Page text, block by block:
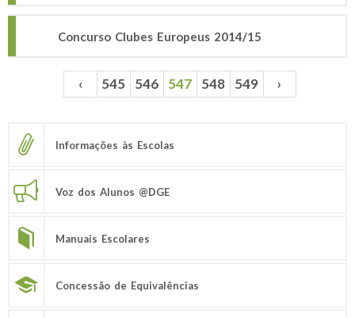
Concurso Clubes Europeus 2014/15
Páginas ‹ 545 546 547 548 549 ›
Informações às Escolas
Voz dos Alunos @DGE
Manuais Escolares
Concessão de Equivalências